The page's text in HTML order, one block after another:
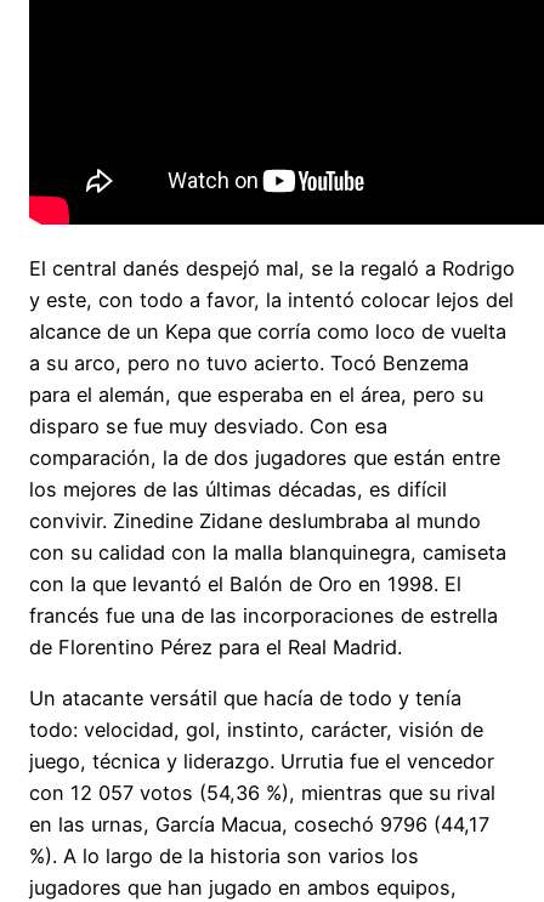
El central danés despejó mal, se la regaló a Rodrigo
y este, con todo a favor, la intentó colocar lejos del
alcance de un Kepa que corría como loco de vuelta
a su arco, pero no tuvo acierto. Tocó Benzema
para el alemán, que esperaba en el área, pero su
disparo se fue muy desviado. Con esa
comparación, la de dos jugadores que están entre
los mejores de las últimas décadas, es difícil
convivir. Zinedine Zidane deslumbraba al mundo
con su calidad con la malla blanquinegra, camiseta
con la que levantó el Balón de Oro en 1998. El
francés fue una de las incorporaciones de estrella
de Florentino Pérez para el Real Madrid.
Un atacante versátil que hacía de todo y tenía
todo: velocidad, gol, instinto, carácter, visión de
juego, técnica y liderazgo. Urrutia fue el vencedor
con 12 057 votos (54,36 %), mientras que su rival
en las urnas, García Macua, cosechó 9796 (44,17
%). A lo largo de la historia son varios los
jugadores que han jugado en ambos equipos,